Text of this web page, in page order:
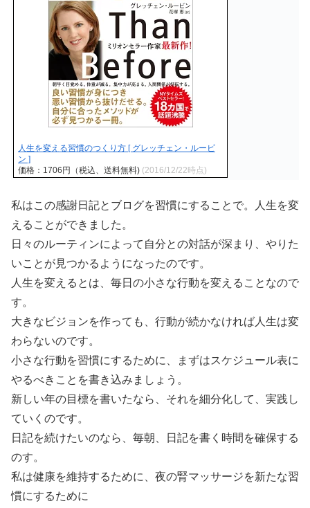
人生を変える習慣のつくり方 [ グレッチェン・ルービ
ン ]
価格：1706円（税込、送料無料) (2016/12/22時点)
私はこの感謝日記とブログを習慣にすることで。人生を変
えることができました。
日々のルーティンによって自分との対話が深まり、やりた
いことが見つかるようになったのです。
人生を変えるとは、毎日の小さな行動を変えることなので
す。
大きなビジョンを作っても、行動が続かなければ人生は変
わらないのです。
小さな行動を習慣にするために、まずはスケジュール表に
やるべきことを書き込みましょう。
新しい年の目標を書いたなら、それを細分化して、実践し
ていくのです。
日記を続けたいのなら、毎朝、日記を書く時間を確保する
のす。
私は健康を維持するために、夜の腎マッサージを新たな習
慣にするために